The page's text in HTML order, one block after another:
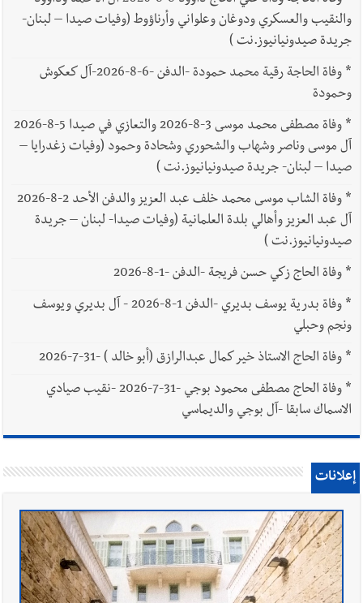
والنقيب والعسكري ودوغان وعلواني وأرناؤوط (وفيات صيدا – لبنان-
جريدة صيدونيانيوز.نت )
*
وفاة الحاجة رقية محمد حمودة -الدفن -6-8-2026-آل كعكوش
وحمودة
*
وفاة مصطفى محمد موسى 3-8-2026 والتعازي في صيدا 5-8-2026
آل موسى وناصر وشهاب والشحوري وشحادة وحمود (وفيات زغدرايا –
صيدا – لبنان- جريدة صيدونيانيوز.نت )
*
وفاة الشاب موسى محمد خلف عبد العزيز والدفن الأحد 2-8-2026
آل عبد العزيز وأهالي بلدة العلمانية (وفيات صيدا- لبنان – جريدة
صيدونيانيوز.نت )
*وفاة الحاج زكي حسن فريجة -الدفن -1-8-2026
*
وفاة بدرية يوسف بديري -الدفن 1-8-2026 - آل بديري ويوسف
ونجم وحبلي
*وفاة الحاج الاستاذ خير كمال عبدالرازق (أبو خالد ) -31-7-2026
*
وفاة الحاج مصطفى محمود بوجي -31-7-2026 -نقيب صيادي
الاسماك سابقا -آل بوجي والديماسي
إعلانات